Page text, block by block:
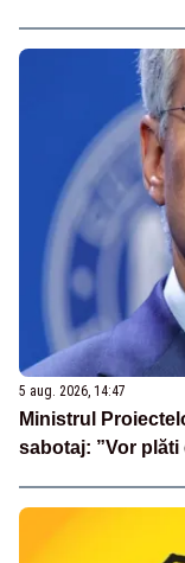
5 aug. 2026, 14:47
Ministrul
sabotaj: ”Vor plăti